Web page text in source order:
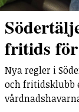
fritids
Nya regler i
och fritidsklubb